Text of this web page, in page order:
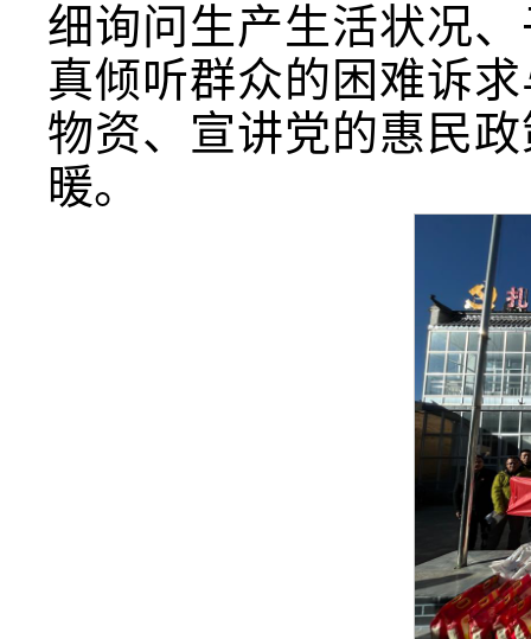
细询问生产生活状况
真倾听群众的困难诉
物资、宣讲党的惠民
暖。